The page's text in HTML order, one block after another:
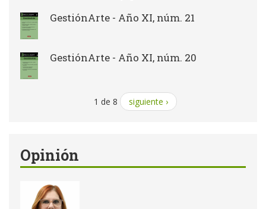
GestiónArte - Año XI, núm. 21
GestiónArte - Año XI, núm. 20
1 de 8 siguiente ›
Opinión